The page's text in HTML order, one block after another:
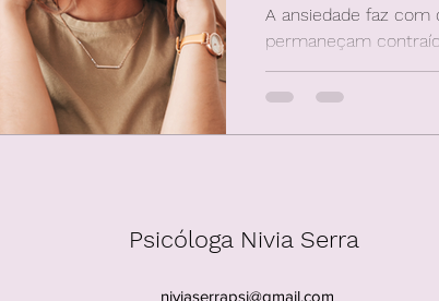
A ansiedade faz
permaneçam
dores nos ombros,
Psicóloga Nivia Serra
niviaserrapsi@gmail.com